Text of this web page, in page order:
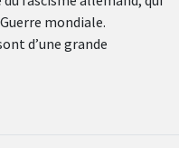
mondiale.
d’une grande